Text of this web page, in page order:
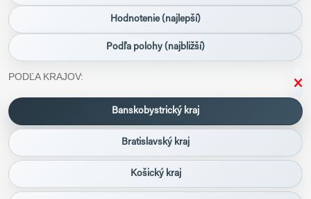
Hodnotenie (najlepší)
Podľa polohy (najbližší)
PODĽA KRAJOV:
Banskobystrický kraj
Bratislavský kraj
Košický kraj